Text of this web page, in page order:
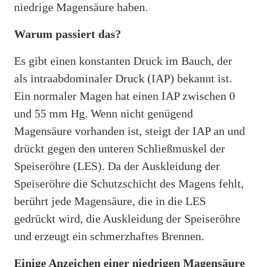
niedrige Magensäure haben.
Warum passiert das?
Es gibt einen konstanten Druck im Bauch, der
als intraabdominaler Druck (IAP) bekannt ist.
Ein normaler Magen hat einen IAP zwischen 0
und 55 mm Hg. Wenn nicht genügend
Magensäure vorhanden ist, steigt der IAP an und
drückt gegen den unteren Schließmuskel der
Speiseröhre (LES). Da der Auskleidung der
Speiseröhre die Schutzschicht des Magens fehlt,
berührt jede Magensäure, die in die LES
gedrückt wird, die Auskleidung der Speiseröhre
und erzeugt ein schmerzhaftes Brennen.
Einige Anzeichen einer niedrigen Magensäure